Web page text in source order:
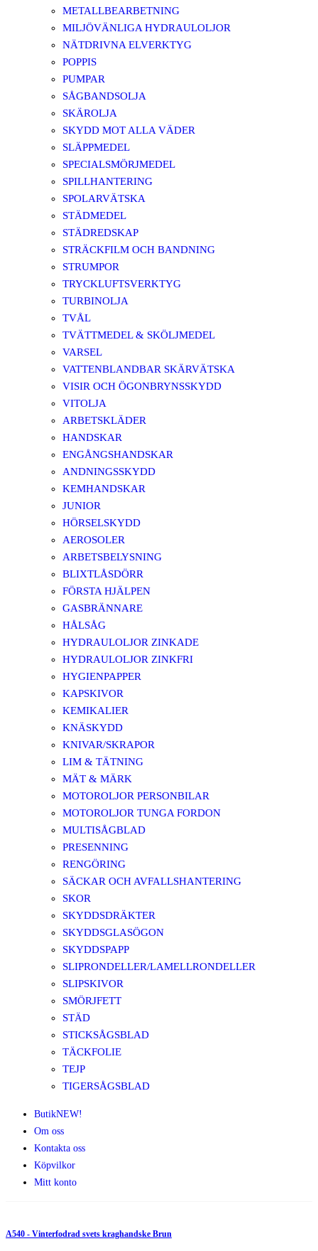
METALLBEARBETNING
MILJÖVÄNLIGA HYDRAULOLJOR
NÄTDRIVNA ELVERKTYG
POPPIS
PUMPAR
SÅGBANDSOLJA
SKÄROLJA
SKYDD MOT ALLA VÄDER
SLÄPPMEDEL
SPECIALSMÖRJMEDEL
SPILLHANTERING
SPOLARVÄTSKA
STÄDMEDEL
STÄDREDSKAP
STRÄCKFILM OCH BANDNING
STRUMPOR
TRYCKLUFTSVERKTYG
TURBINOLJA
TVÅL
TVÄTTMEDEL & SKÖLJMEDEL
VARSEL
VATTENBLANDBAR SKÄRVÄTSKA
VISIR OCH ÖGONBRYNSSKYDD
VITOLJA
ARBETSKLÄDER
HANDSKAR
ENGÅNGSHANDSKAR
ANDNINGSSKYDD
KEMHANDSKAR
JUNIOR
HÖRSELSKYDD
AEROSOLER
ARBETSBELYSNING
BLIXTLÅSDÖRR
FÖRSTA HJÄLPEN
GASBRÄNNARE
HÅLSÅG
HYDRAULOLJOR ZINKADE
HYDRAULOLJOR ZINKFRI
HYGIENPAPPER
KAPSKIVOR
KEMIKALIER
KNÄSKYDD
KNIVAR/SKRAPOR
LIM & TÄTNING
MÄT & MÄRK
MOTOROLJOR PERSONBILAR
MOTOROLJOR TUNGA FORDON
MULTISÅGBLAD
PRESENNING
RENGÖRING
SÄCKAR OCH AVFALLSHANTERING
SKOR
SKYDDSDRÄKTER
SKYDDSGLASÖGON
SKYDDSPAPP
SLIPRONDELLER/LAMELLRONDELLER
SLIPSKIVOR
SMÖRJFETT
STÄD
STICKSÅGSBLAD
TÄCKFOLIE
TEJP
TIGERSÅGSBLAD
ButikNEW!
Om oss
Kontakta oss
Köpvilkor
Mitt konto
A540 - Vinterfodrad svets kraghandske Brun